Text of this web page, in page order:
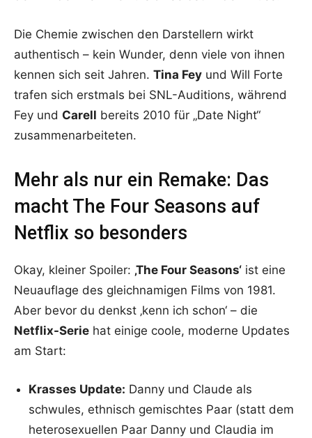
Die Chemie zwischen den Darstellern wirkt
authentisch – kein Wunder, denn viele von ihnen
kennen sich seit Jahren. Tina Fey und Will Forte
trafen sich erstmals bei SNL-Auditions, während
Fey und Carell bereits 2010 für „Date Night“
zusammenarbeiteten.
Mehr als nur ein Remake: Das
macht The Four Seasons auf
Netflix so besonders
Okay, kleiner Spoiler: ‚The Four Seasons‘ ist eine
Neuauflage des gleichnamigen Films von 1981.
Aber bevor du denkst ‚kenn ich schon‘ – die
Netflix-Serie hat einige coole, moderne Updates
am Start:
Krasses Update: Danny und Claude als
schwules, ethnisch gemischtes Paar (statt dem
heterosexuellen Paar Danny und Claudia im